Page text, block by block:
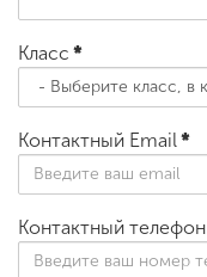
Класс *
Контактный Email *
Контактный телефон